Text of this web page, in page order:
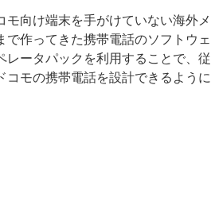
向け端末を手がけていない海外メ
で作ってきた携帯電話のソフトウェ
レータパックを利用することで、従
コモの携帯電話を設計できるように